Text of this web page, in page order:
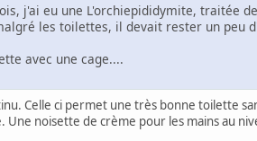
j'ai eu une L'orchiepididymite, traitée
les toilettes, il devait rester un peu
avec une cage....
Celle ci permet une très bonne toilette
noisette de crème pour les mains au